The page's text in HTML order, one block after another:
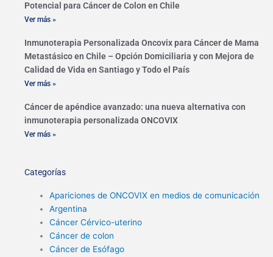
Potencial para Cáncer de Colon en Chile
Ver más »
Inmunoterapia Personalizada Oncovix para Cáncer de Mama
Metastásico en Chile – Opción Domiciliaria y con Mejora de
Calidad de Vida en Santiago y Todo el País
Ver más »
Cáncer de apéndice avanzado: una nueva alternativa con
inmunoterapia personalizada ONCOVIX
Ver más »
Categorías
Apariciones de ONCOVIX en medios de comunicación
Argentina
Cáncer Cérvico-uterino
Cáncer de colon
Cáncer de Esófago